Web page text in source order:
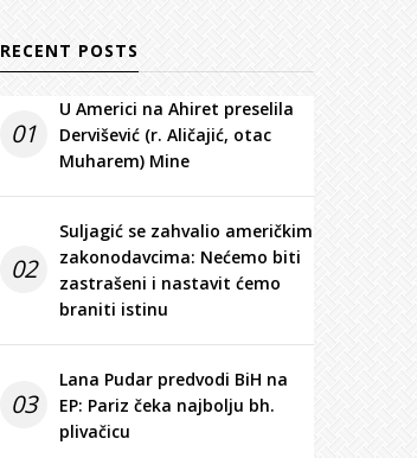
RECENT POSTS
01
U Americi na Ahiret preselila
Dervišević (r. Aličajić, otac
Muharem) Mine
02
Suljagić se zahvalio američkim
zakonodavcima: Nećemo biti
zastrašeni i nastavit ćemo
braniti istinu
03
Lana Pudar predvodi BiH na
EP: Pariz čeka najbolju bh.
plivačicu